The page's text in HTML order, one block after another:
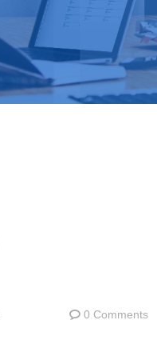
0 Comments